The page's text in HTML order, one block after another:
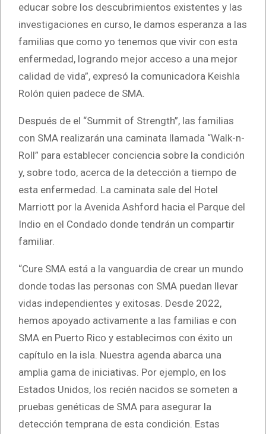
educar sobre los descubrimientos existentes y las
investigaciones en curso, le damos esperanza a las
familias que como yo tenemos que vivir con esta
enfermedad, logrando mejor acceso a una mejor
calidad de vida”, expresó la comunicadora Keishla
Rolón quien padece de SMA.
Después de el “Summit of Strength”, las familias
con SMA realizarán una caminata llamada “Walk-n-
Roll” para establecer conciencia sobre la condición
y, sobre todo, acerca de la detección a tiempo de
esta enfermedad. La caminata sale del Hotel
Marriott por la Avenida Ashford hacia el Parque del
Indio en el Condado donde tendrán un compartir
familiar.
“Cure SMA está a la vanguardia de crear un mundo
donde todas las personas con SMA puedan llevar
vidas independientes y exitosas. Desde 2022,
hemos apoyado activamente a las familias e con
SMA en Puerto Rico y establecimos con éxito un
capítulo en la isla. Nuestra agenda abarca una
amplia gama de iniciativas. Por ejemplo, en los
Estados Unidos, los recién nacidos se someten a
pruebas genéticas de SMA para asegurar la
detección temprana de esta condición. Estas